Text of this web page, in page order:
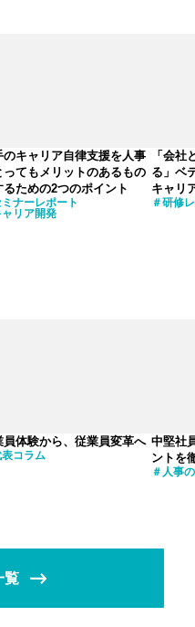
のキャリア自律支援を人事
ってもメリットのあるもの
るための2つのポイント
ナーレポート
ャリア開発
「会社
る」ベ
キャリ
研修
員体験から、従業員変革へ
コラム
中堅社
ントを
人事
覧